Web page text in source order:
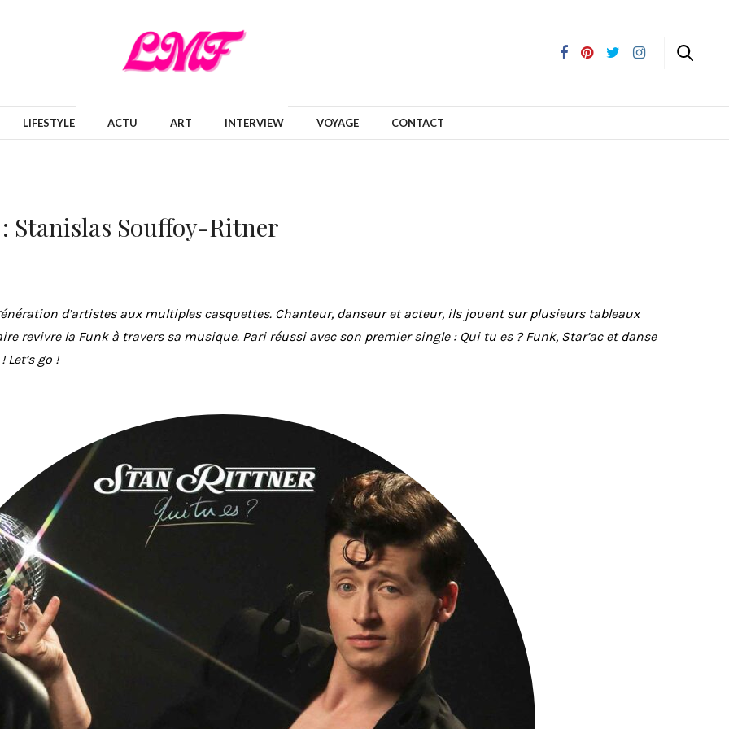
LIFESTYLE ACTU ART INTERVIEW VOYAGE CONTACT
Stanislas Souffoy-Ritner
d’artistes aux multiples casquettes. Chanteur, danseur et acteur, ils jouent sur plusieurs tableaux
revivre la Funk à travers sa musique. Pari réussi avec son premier single : Qui tu es ? Funk, Star’ac et danse
go !